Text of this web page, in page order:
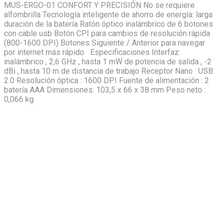
MUS-ERGO-01 CONFORT Y PRECISIÓN No se requiere
alfombrilla Tecnología inteligente de ahorro de energía: larga
duración de la batería Ratón óptico inalámbrico de 6 botones
con cable usb Botón CPI para cambios de resolución rápida
(800-1600 DPI) Botones Siguiente / Anterior para navegar
por internet más rápido Especificaciones Interfaz:
inalámbrico , 2,6 GHz , hasta 1 mW de potencia de salida , -2
dBi , hasta 10 m de distancia de trabajo Receptor Nano : USB
2.0 Resolución óptica : 1600 DPI Fuente de alimentación : 2
batería AAA Dimensiones: 103,5 x 66 x 38 mm Peso neto :
0,066 kg